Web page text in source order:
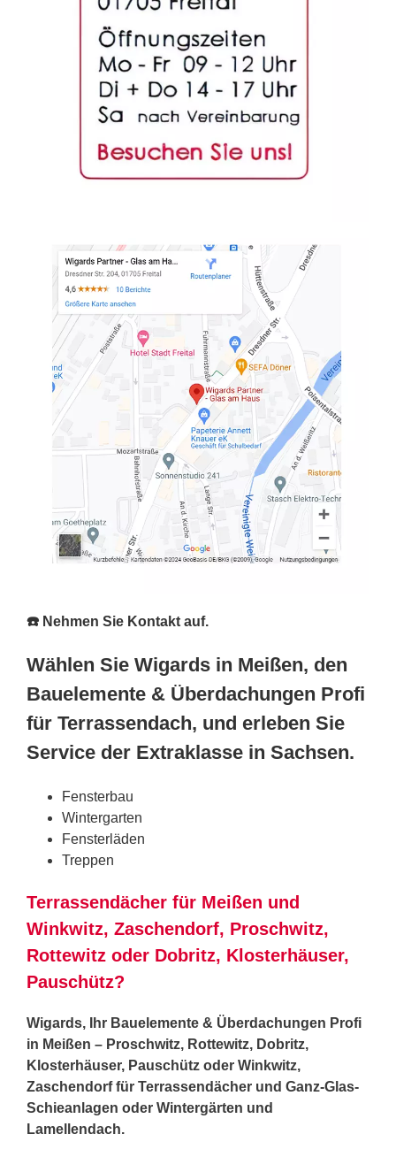
☎️ Nehmen Sie Kontakt auf.
Wählen Sie Wigards in Meißen, den
Bauelemente & Überdachungen Profi
für Terrassendach, und erleben Sie
Service der Extraklasse in Sachsen.
Fensterbau
Wintergarten
Fensterläden
Treppen
Terrassendächer für Meißen und
Winkwitz, Zaschendorf, Proschwitz,
Rottewitz oder Dobritz, Klosterhäuser,
Pauschütz?
Wigards, Ihr Bauelemente & Überdachungen Profi
in Meißen – Proschwitz, Rottewitz, Dobritz,
Klosterhäuser, Pauschütz oder Winkwitz,
Zaschendorf für Terrassendächer und Ganz-Glas-
Schieanlagen oder Wintergärten und
Lamellendach.